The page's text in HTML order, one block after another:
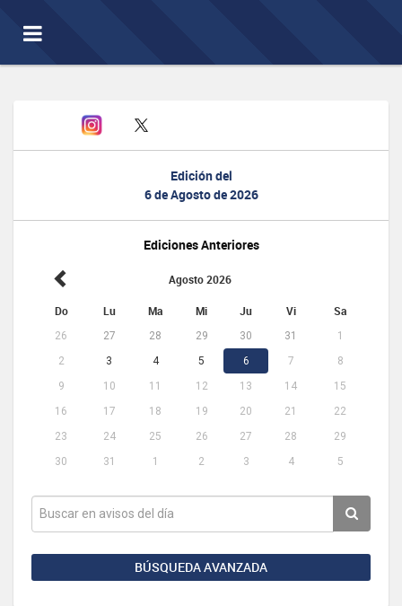
Toggle
navigation
Edición del
6 de Agosto de 2026
Ediciones Anteriores
Agosto 2026
Do Lu Ma Mi Ju Vi Sa
26 27 28 29 30 31
1
2
3 4 5 6 7
8
9
10 11 12 13 14
15
16
17 18 19 20 21
22
23
24 25 26 27 28
29
30
31 1 2 3 4 5
BÚSQUEDA AVANZADA